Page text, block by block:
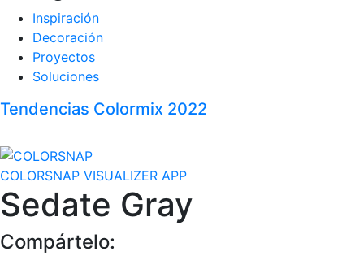
Inspiración
Decoración
Proyectos
Soluciones
Tendencias Colormix 2022
COLORSNAP VISUALIZER APP
Sedate Gray
Compártelo: